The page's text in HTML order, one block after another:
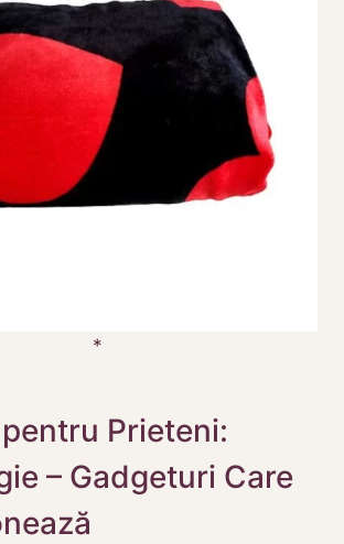
Prieteni:
– Gadgeturi Care